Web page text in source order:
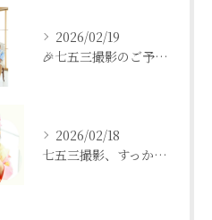
2026/02/19
🎉七五三撮影のご予約をご検討中の方へ🎉
2026/02/18
七五三撮影、すっかり忘れてた💦という方も